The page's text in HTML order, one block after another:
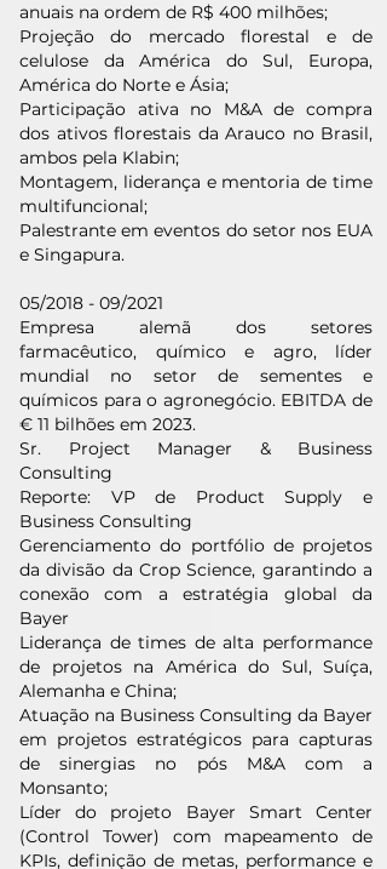
anuais na ordem de R$ 400 milhões;
Projeção do mercado florestal e de
celulose da América do Sul, Europa,
América do Norte e Ásia;
Participação ativa no M&A de compra
dos ativos florestais da Arauco no Brasil,
ambos pela Klabin;
Montagem, liderança e mentoria de time
multifuncional;
Palestrante em eventos do setor nos EUA
e Singapura.
05/2018 - 09/2021
Empresa alemã dos setores
farmacêutico, químico e agro, líder
mundial no setor de sementes e
químicos para o agronegócio. EBITDA de
€ 11 bilhões em 2023.
Sr. Project Manager & Business
Consulting
Reporte: VP de Product Supply e
Business Consulting
Gerenciamento do portfólio de projetos
da divisão da Crop Science, garantindo a
conexão com a estratégia global da
Bayer
Liderança de times de alta performance
de projetos na América do Sul, Suíça,
Alemanha e China;
Atuação na Business Consulting da Bayer
em projetos estratégicos para capturas
de sinergias no pós M&A com a
Monsanto;
Líder do projeto Bayer Smart Center
(Control Tower) com mapeamento de
KPIs, definição de metas, performance e